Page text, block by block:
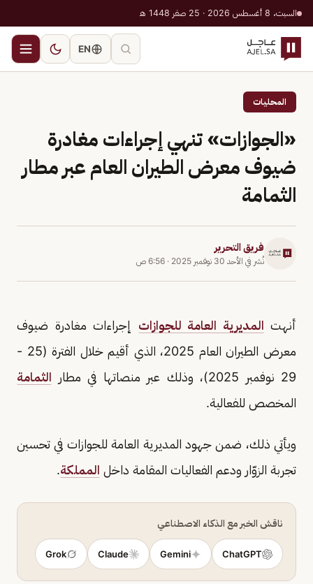
السبت، 8 أغسطس 2026 · 25 صفر 1448 هـ
EN
المحليات
«الجوازات» تنهي إجراءات مغادرة
ضيوف معرض الطيران العام عبر مطار
الثمامة
فريق التحرير
نُشر في الأحد 30 نوفمبر 2025 · 6:56 ص
أنهت المديرية العامة للجوازات إجراءات مغادرة ضيوف
معرض الطيران العام 2025، الذي أقيم خلال الفترة (25 -
29 نوفمبر 2025)، وذلك عبر منصاتها في مطار
الثمامة
المخصص للفعالية.
ويأتي ذلك، ضمن جهود المديرية العامة للجوازات في تحسين
تجربة الزوّار ودعم الفعاليات المقامة داخل المملكة.
ناقش الخبر مع الذكاء الاصطناعي
ChatGPT
Gemini
Claude
Grok